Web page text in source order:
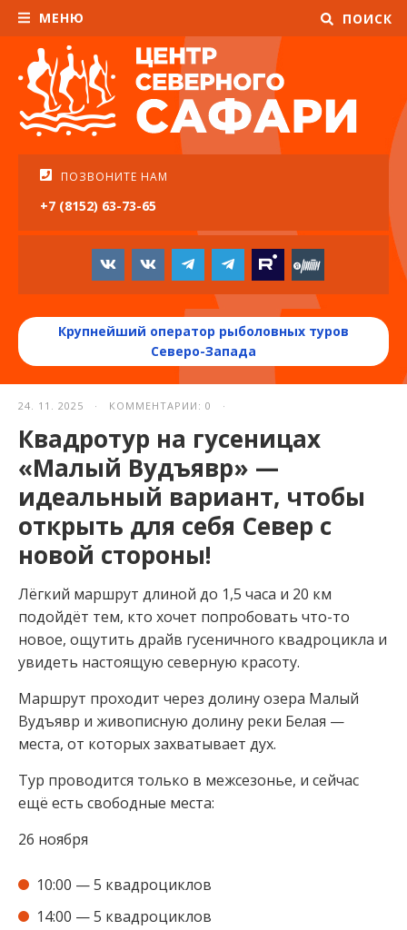
МЕНЮ ПОИСК
ПОЗВОНИТЕ НАМ
+7 (8152) 63-73-65
Крупнейший оператор рыболовных туров
Северо-Запада
24. 11. 2025 · КОММЕНТАРИИ: 0 ·
Квадротур на гусеницах
«Малый Вудъявр» —
идеальный вариант, чтобы
открыть для себя Север с
новой стороны!
Лёгкий маршрут длиной до 1,5 часа и 20 км
подойдёт тем, кто хочет попробовать что-то
новое, ощутить драйв гусеничного квадроцикла и
увидеть настоящую северную красоту.
Маршрут проходит через долину озера Малый
Вудъявр и живописную долину реки Белая —
места, от которых захватывает дух.
Тур проводится только в межсезонье, и сейчас
ещё есть свободные места:
26 ноября
10:00 — 5 квадроциклов
14:00 — 5 квадроциклов